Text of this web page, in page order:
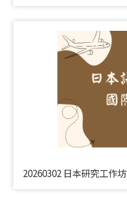
20260302 日本研究工作坊